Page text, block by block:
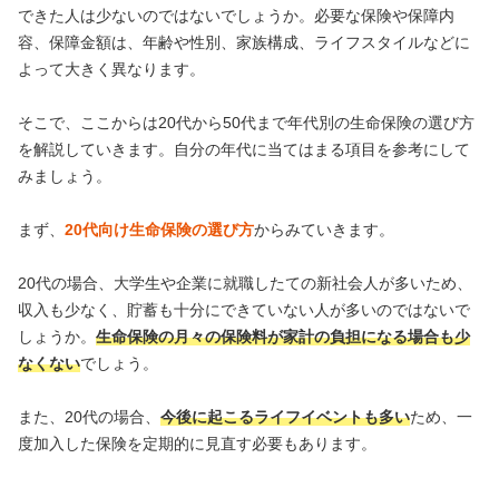
できた人は少ないのではないでしょうか。必要な保険や保障内
容、保障金額は、年齢や性別、家族構成、ライフスタイルなどに
よって大きく異なります。
そこで、ここからは20代から50代まで年代別の生命保険の選び方
を解説していきます。自分の年代に当てはまる項目を参考にして
みましょう。
まず、 20代向け生命保険の選び方からみていきます。
20代の場合、大学生や企業に就職したての新社会人が多いため、
収入も少なく、貯蓄も十分にできていない人が多いのではないで
しょうか。 生命保険の月々の保険料が家計の負担になる場合も少
なくないでしょう。
また、20代の場合、 今後に起こるライフイベントも多いため、一
度加入した保険を定期的に見直す必要もあります。